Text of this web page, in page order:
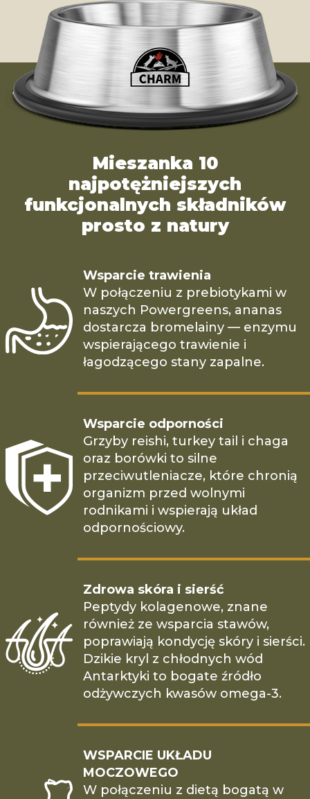
Mieszanka 10
najpotężniejszych
funkcjonalnych składników
prosto z natury
Wsparcie trawienia
W połączeniu z prebiotykami w
naszych Powergreens, ananas
dostarcza bromelainy — enzymu
wspierającego trawienie i
łagodzącego stany zapalne.
Wsparcie odporności
Grzyby reishi, turkey tail i chaga
oraz borówki to silne
przeciwutleniacze, które chronią
organizm przed wolnymi
rodnikami i wspierają układ
odpornościowy.
Zdrowa skóra i sierść
Peptydy kolagenowe, znane
również ze wsparcia stawów,
poprawiają kondycję skóry i sierści.
Dzikie kryl z chłodnych wód
Antarktyki to bogate źródło
odżywczych kwasów omega-3.
WSPARCIE UKŁADU
MOCZOWEGO
W połączeniu z dietą bogatą w